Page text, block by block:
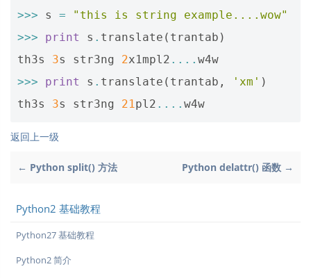
>>>
s =
"this is string example....wow"
>>>
print s . translate ( trantab )
th3s
3s str3ng 2x1mpl2 .... w4w
>>>
print s . translate ( trantab , 'xm' )
th3s
3s str3ng 21pl2 .... w4w
返回上一级
← Python split() 方法 Python delattr() 函数 →
Python2 基础教程
Python27 基础教程
Python2 简介